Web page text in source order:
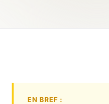
EN BREF :